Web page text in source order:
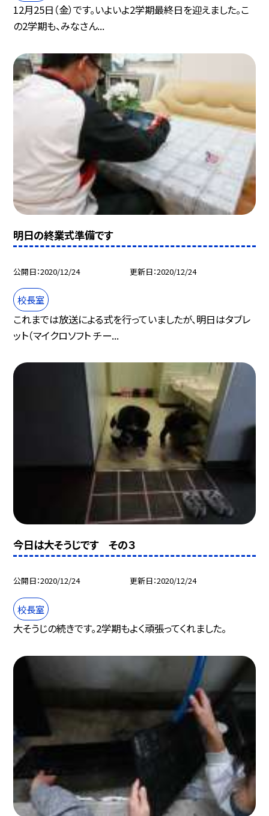
12月25日（金）です。いよいよ2学期最終日を迎えました。こ
の2学期も、みなさん...
明日の終業式準備です
公開日 2020/12/24 更新日 2020/12/24
校長室
これまでは放送による式を行っていましたが、明日はタブレ
ット（マイクロソフト チー...
今日は大そうじです その３
公開日 2020/12/24 更新日 2020/12/24
校長室
大そうじの続きです。2学期もよく頑張ってくれました。